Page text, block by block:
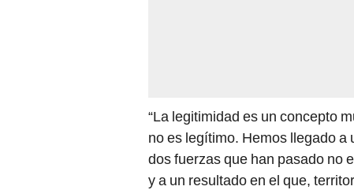
“La legitimidad es un concepto
no es legítimo. Hemos llegado a
dos fuerzas que han pasado no
y a un resultado en el que,